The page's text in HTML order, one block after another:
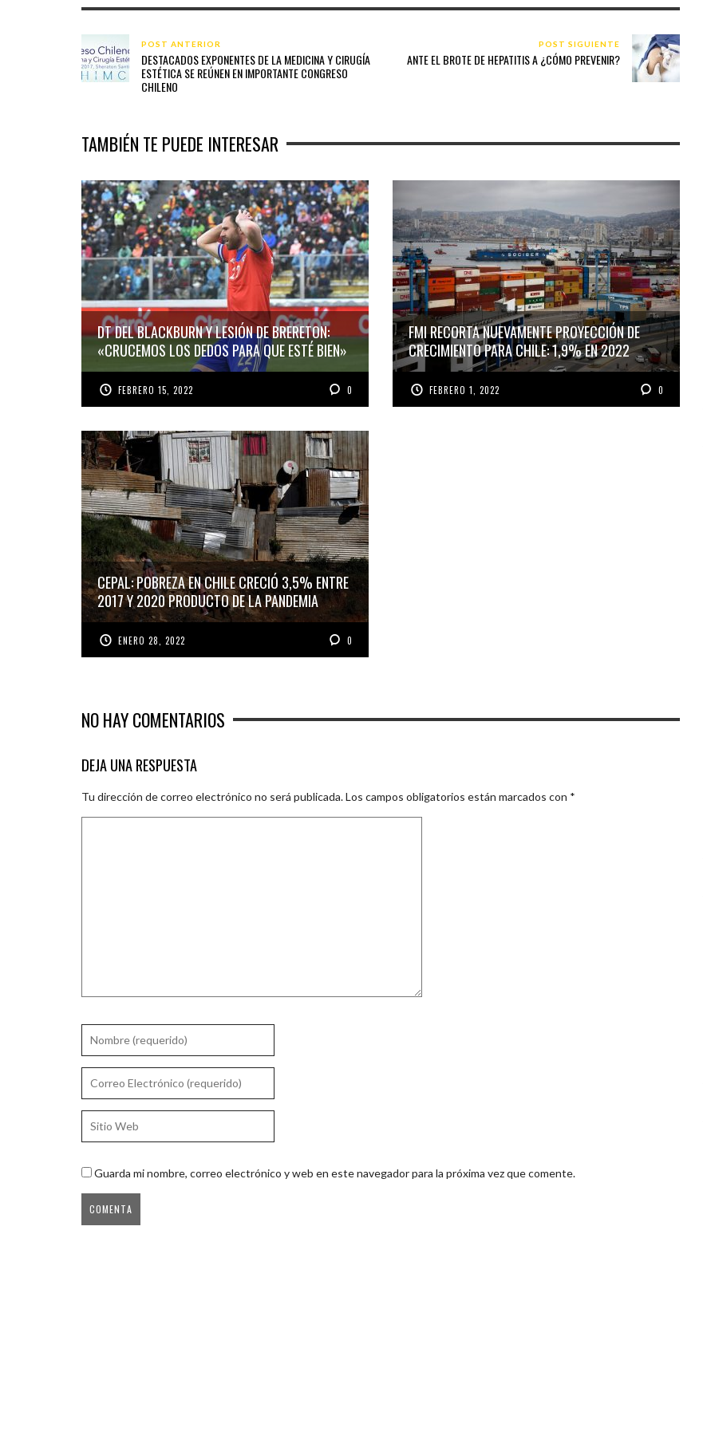
POST ANTERIOR
DESTACADOS EXPONENTES DE LA MEDICINA Y CIRUGÍA
ESTÉTICA SE REÚNEN EN IMPORTANTE CONGRESO
CHILENO
POST SIGUIENTE
ANTE EL BROTE DE HEPATITIS A ¿CÓMO PREVENIR?
TAMBIÉN TE PUEDE INTERESAR
DT DEL BLACKBURN Y LESIÓN DE BRERETON:
«CRUCEMOS LOS DEDOS PARA QUE ESTÉ BIEN»
FEBRERO 15, 2022 0
FMI RECORTA NUEVAMENTE PROYECCIÓN DE
CRECIMIENTO PARA CHILE: 1,9% EN 2022
FEBRERO 1, 2022 0
CEPAL: POBREZA EN CHILE CRECIÓ 3,5% ENTRE
2017 Y 2020 PRODUCTO DE LA PANDEMIA
ENERO 28, 2022 0
NO HAY COMENTARIOS
DEJA UNA RESPUESTA
Tu dirección de correo electrónico no será publicada.Los campos obligatorios están marcados con *
Guarda mi nombre, correo electrónico y web en este navegador para la próxima vez que comente.